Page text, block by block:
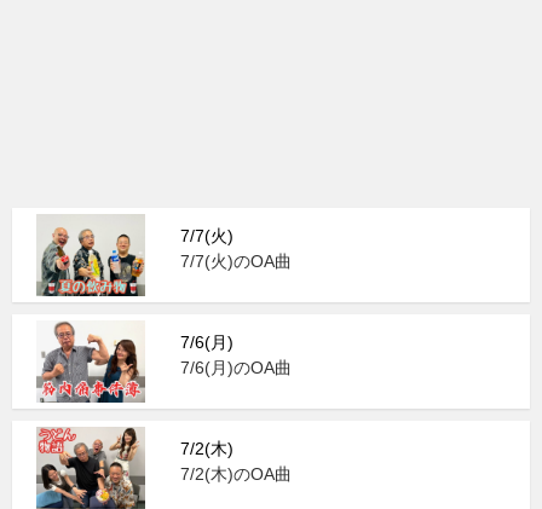
7/7(火)
7/7(火)のOA曲
7/6(月)
7/6(月)のOA曲
7/2(木)
7/2(木)のOA曲